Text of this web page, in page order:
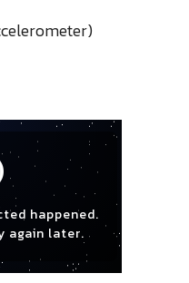
happened.
again later.